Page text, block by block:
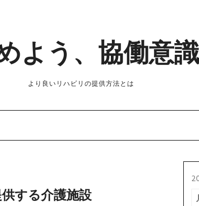
よう、協働意識
より良いリハビリの提供方法とは
する介護施設